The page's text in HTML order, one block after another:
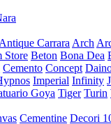
Antique Carrara Arch
Store Beton Bona Dea
Cemento Concept
Imperial Infinity
Goya Tiger Turin
Cementine Decori